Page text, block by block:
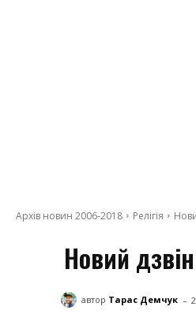
Архів новин 2006-2018 Релігія
Новий
автор Тарас Демчук -